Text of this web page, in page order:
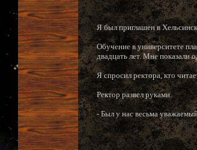
Я был приглашен в
Обучение в университете
двадцать лет. Мне показали
Я спросил ректора, кто
Ректор развел руками.
- Был у нас весьма